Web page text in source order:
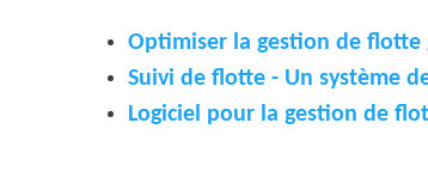
Optimiser la gestion de flotte
Suivi de flotte - Un système
Logiciel pour la gestion de